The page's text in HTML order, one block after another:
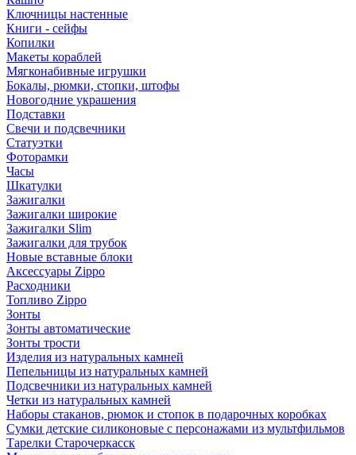
Ключницы настенные
Книги - сейфы
Копилки
Макеты кораблей
Мягконабивные игрушки
Бокалы, рюмки, стопки, штофы
Новогодние украшения
Подставки
Свечи и подсвечники
Статуэтки
Фоторамки
Часы
Шкатулки
Зажигалки
Зажигалки широкие
Зажигалки Slim
Зажигалки для трубок
Новые вставные блоки
Аксессуары Zippo
Расходники
Топливо Zippo
Зонты
Зонты автоматические
Зонты трости
Изделия из натуральных камней
Пепельницы из натуральных камней
Подсвечники из натуральных камней
Четки из натуральных камней
Наборы стаканов, рюмок и стопок в подарочных коробках
Сумки детские силиконовые с персонажами из мультфильмов
Тарелки Старочеркасск